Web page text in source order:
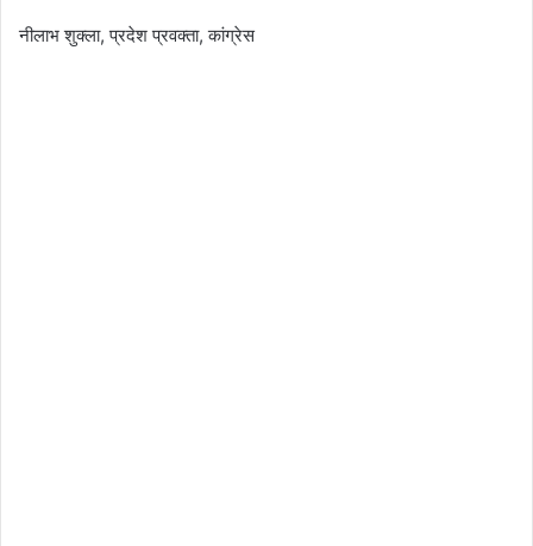
नीलाभ शुक्ला, प्रदेश प्रवक्ता, कांग्रेस